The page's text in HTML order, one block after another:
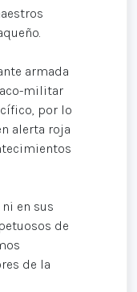
armada
militar
por lo
alerta roja
en sus
de
de la